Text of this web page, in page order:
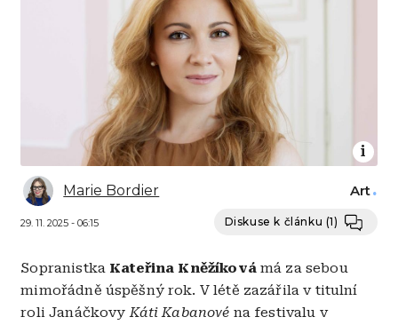
Marie Bordier
29. 11. 2025 - 06:15
Art
Diskuse k článku (1)
Sopranistka Kateřina Kněžíkovámá za sebou
mimořádně úspěšný rok. V létě zazářila v titulní
roli JanáčkovyKáti Kabanové na festivalu v